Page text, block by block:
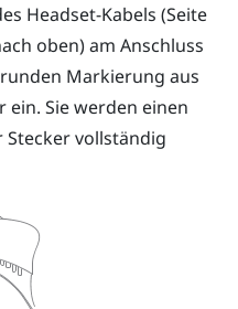
Headset-Kabels (Seite
oben) am Anschluss
Markierung aus
ein. Sie werden einen
vollständig